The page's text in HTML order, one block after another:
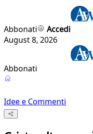
Abbonati
Accedi
August 8, 2026
Abbonati
Idee e Commenti